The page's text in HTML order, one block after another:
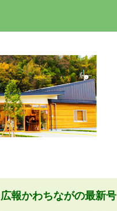
広報かわちながの最新号